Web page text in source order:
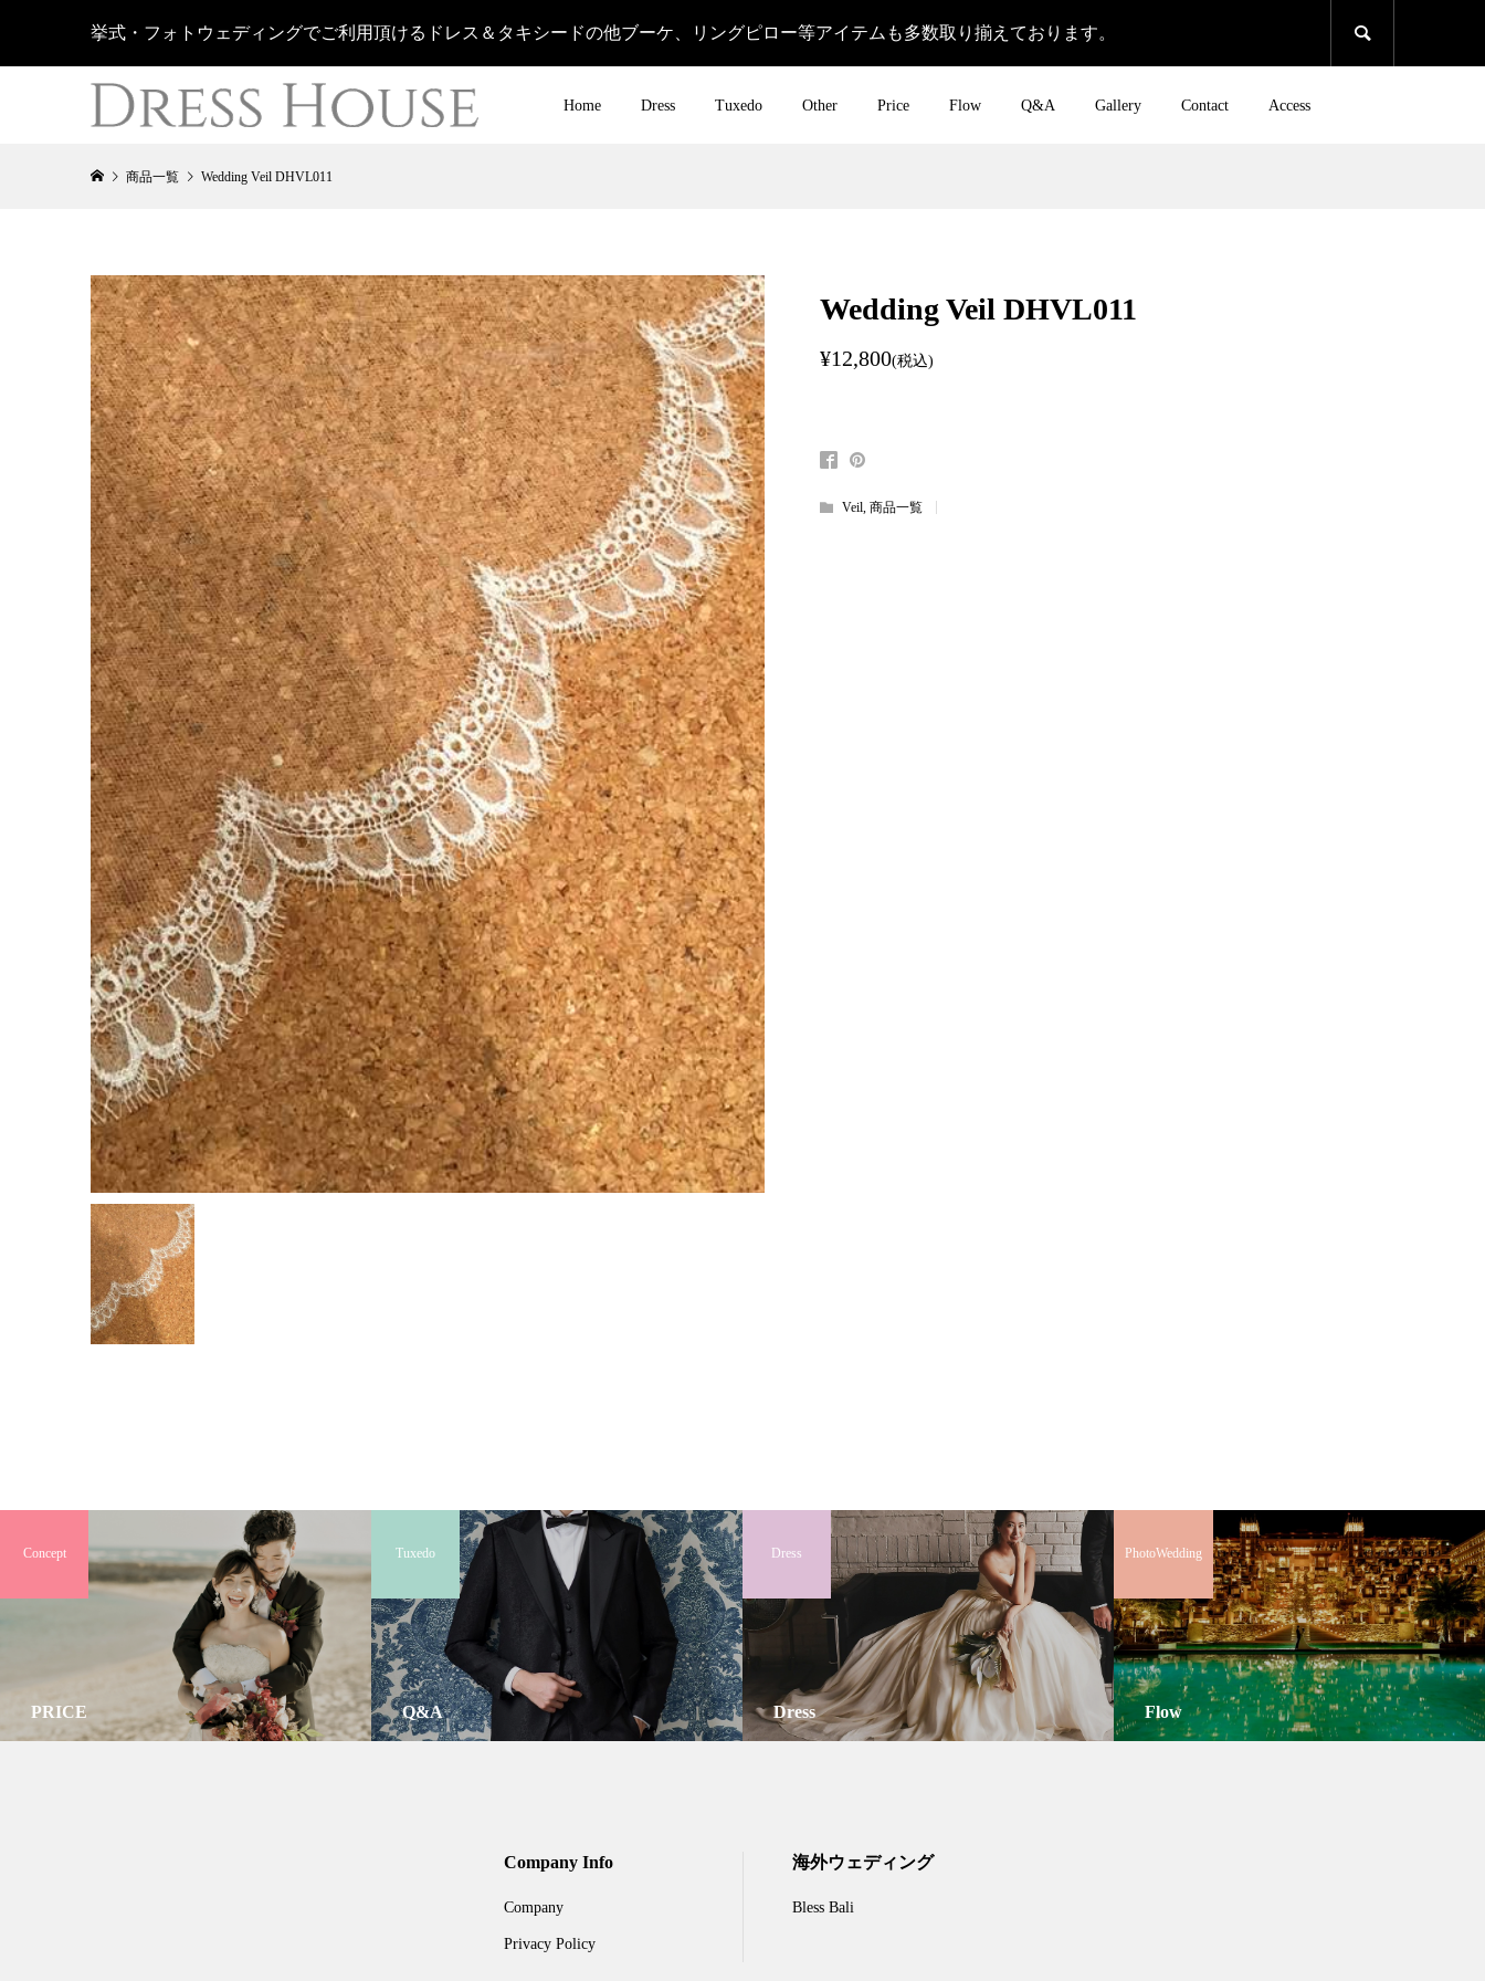
挙式・フォトウェディングでご利用頂けるドレス＆タキシードの他ブーケ、リングピロー等アイテムも多数取り揃えております。 
Home Dress Tuxedo Other Price Flow Q&A Gallery Contact Access
商品一覧 Wedding Veil DHVL011
Wedding Veil DHVL011
¥12,800(税込)
Veil, 商品一覧
PRICE
Concept
Q&A
Tuxedo
Dress
Dress
Flow
PhotoWedding
Company Info
Company
Privacy Policy
海外ウェディング
Bless Bali